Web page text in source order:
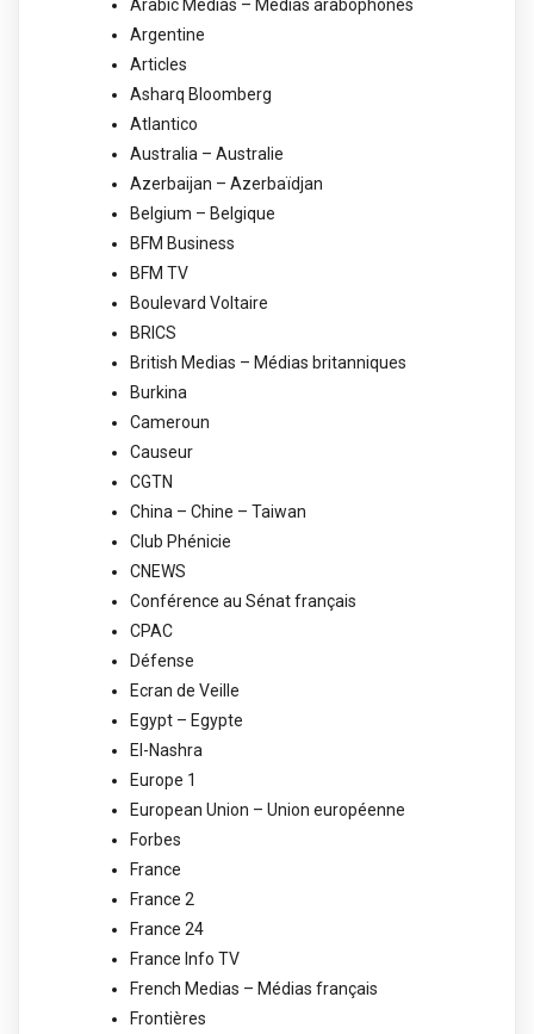
Arabic Medias – Médias arabophones
Argentine
Articles
Asharq Bloomberg
Atlantico
Australia – Australie
Azerbaijan – Azerbaïdjan
Belgium – Belgique
BFM Business
BFM TV
Boulevard Voltaire
BRICS
British Medias – Médias britanniques
Burkina
Cameroun
Causeur
CGTN
China – Chine – Taiwan
Club Phénicie
CNEWS
Conférence au Sénat français
CPAC
Défense
Ecran de Veille
Egypt – Egypte
El-Nashra
Europe 1
European Union – Union européenne
Forbes
France
France 2
France 24
France Info TV
French Medias – Médias français
Frontières